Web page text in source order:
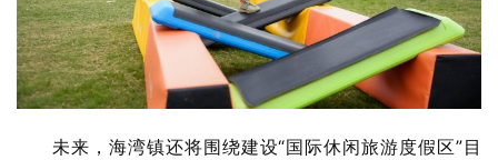
未来，海湾镇还将围绕建设“国际休闲旅游度假区”目